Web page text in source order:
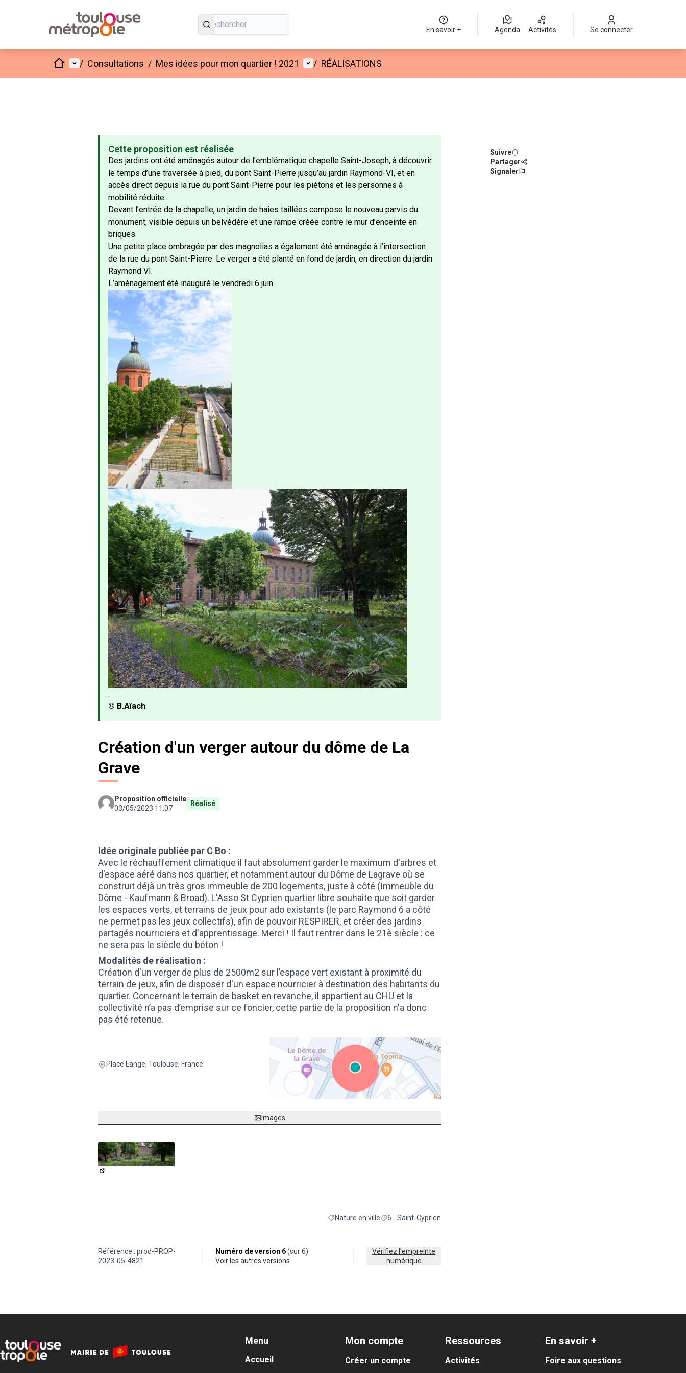
En savoir + Agenda Activités Se connecter
AccueilMenu principal
/ Consultations / Mes idées pour mon quartier ! 2021 Menu utilisateur
/ RÉALISATIONS
Cette proposition est réalisée
Des jardins ont été aménagés autour de l’emblématique chapelle Saint-Joseph, à découvrir
le temps d’une traversée à pied, du pont Saint-Pierre jusqu’au jardin Raymond-VI, et en
accès direct depuis la rue du pont Saint-Pierre pour les piétons et les personnes à
mobilité réduite.
Devant l’entrée de la chapelle, un jardin de haies taillées compose le nouveau parvis du
monument, visible depuis un belvédère et une rampe créée contre le mur d’enceinte en
briques.
Une petite place ombragée par des magnolias a également été aménagée à l’intersection
de la rue du pont Saint-Pierre. Le verger a été planté en fond de jardin, en direction du jardin
Raymond VI.
L’aménagement été inauguré le vendredi 6 juin.
.
© B.Aïach
Création d'un verger autour du dôme de La
Grave
Proposition officielle
03/05/2023 11:07
Réalisé
Idée originale publiée par C Bo :
Avec le réchauffement climatique il faut absolument garder le maximum d'arbres et
d'espace aéré dans nos quartier, et notamment autour du Dôme de Lagrave où se
construit déjà un très gros immeuble de 200 logements, juste à côté (Immeuble du
Dôme - Kaufmann & Broad). L'Asso St Cyprien quartier libre souhaite que soit garder
les espaces verts, et terrains de jeux pour ado existants (le parc Raymond 6 a côté
ne permet pas les jeux collectifs), afin de pouvoir RESPIRER, et créer des jardins
partagés nourriciers et d'apprentissage. Merci ! Il faut rentrer dans le 21è siècle : ce
ne sera pas le siècle du béton !
Modalités de réalisation :
Création d'un verger de plus de 2500m2 sur l’espace vert existant à proximité du
terrain de jeux, afin de disposer d'un espace nourricier à destination des habitants du
quartier. Concernant le terrain de basket en revanche, il appartient au CHU et la
collectivité n’a pas d’emprise sur ce foncier, cette partie de la proposition n'a donc
pas été retenue.
Place Lange, Toulouse, France
Images
Filtrer les résultats de la catégorie : Nature en ville
Nature en ville Filtrer les résultats pour le secteur : 6 - Saint-Cyprien
6 - Saint-Cyprien
Suivre
Partager
Signaler
Référence : prod-PROP-
2023-05-4821
Numéro de version 6(sur 6)
voir les autres versions
Vérifiez l'empreinte
numérique
Menu
Accueil
Mon compte
Créer un compte
Ressources
Activités
En savoir +
Foire aux questions